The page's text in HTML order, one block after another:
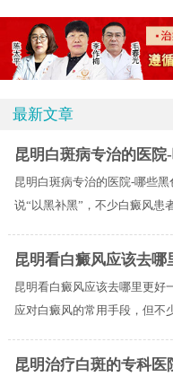
最新文章
昆明白斑病专治的医
昆明白斑病专治的医院-哪些
说“以黑补黑”，不少白癜风患
昆明看白癜风应该去
昆明看白癜风应该去哪里更好
应对白癜风的常用手段，但不
昆明治疗白斑的专科